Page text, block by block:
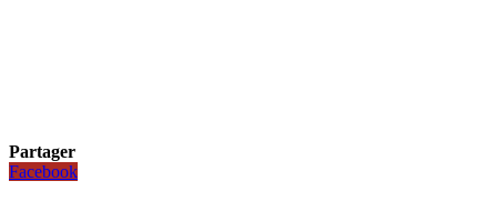
Partager
Facebook